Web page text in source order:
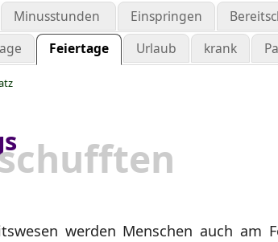
Minusstunden Einspringen
Feiertage Urlaub krank
werden Menschen auch am